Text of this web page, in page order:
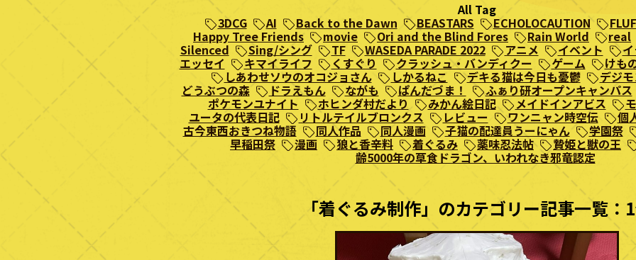
All Tag
3DCG AI Back to the Dawn BEASTARS ECHOLOCAUTION
Happy Tree Friends movie Ori and the Blind Fores Rain World real
Silenced Sing/シング TF WASEDA PARADE 2022 アニメ イベント
エッセイ キマイライフ くすぐり クラッシュ・バンディクー ゲーム けも
しあわせソウのオコジョさん しかるねこ デキる猫は今日も憂鬱 デジ
どうぶつの森 ドラえもん ながも ぱんだづま！ ふぁり研オープンキャンパス
ポケモンユナイト ホヒンダ村だより みかん絵日記 メイドインアビス
ユータの代表日記 リトルテイルブロンクス レビュー ワンニャン時空伝 個
古今東西おきつね物語 同人作品 同人漫画 子猫の配達員うーにゃん 学園祭
早稲田祭 漫画 狼と香辛料 着ぐるみ 薬味忍法帖 贄姫と獣の王
齢5000年の草食ドラゴン、いわれなき邪竜認定
「着ぐるみ制作」のカテゴリー記事一覧：